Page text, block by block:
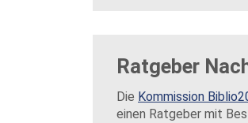
Ratgeber
Die Kommission
einen Ratgeber mit